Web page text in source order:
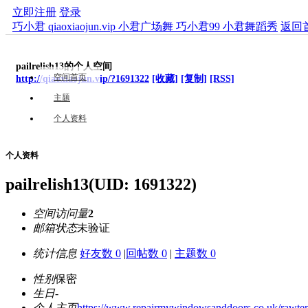
立即注册 登录
巧小君 qiaoxiaojun.vip 小君广场舞 巧小君99 小君舞蹈秀 返回
pailrelish13的个人空间
http://qiaoxiaojun.vip/?1691322 [收藏] [复制] [RSS]
空间首页
主题
个人资料
个人资料
pailrelish13(UID: 1691322)
空间访问量2
邮箱状态未验证
统计信息 好友数 0 |回帖数 0 | 主题数 0
性别保密
生日-